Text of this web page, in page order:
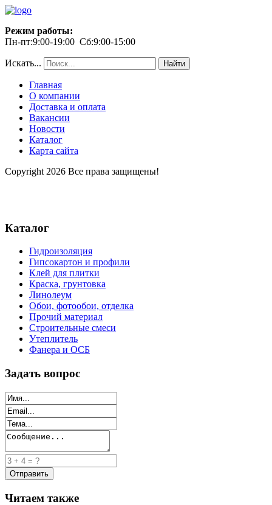
Режим работы:
Пн-пт:9:00-19:00 Сб:9:00-15:00
Искать... Найти
Главная
О компании
Доставка и оплата
Вакансии
Новости
Каталог
Карта сайта
Copyright 2026 Все права защищены!
Каталог
Гидроизоляция
Гипсокартон и профили
Клей для плитки
Краска, грунтовка
Линолеум
Обои, фотообои, отделка
Прочий материал
Строительные смеси
Утеплитель
Фанера и ОСБ
Задать вопрос
Читаем также